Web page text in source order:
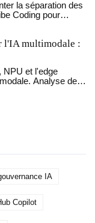
la séparation des
Coding pour
l'IA multimodale :
NPU et l'edge
Analyse des
IA
Copilot